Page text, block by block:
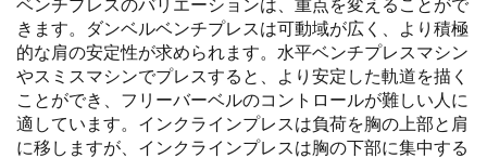
ベンチプレスのバリエーションは、重点を変えることがで
きます。ダンベルベンチプレスは可動域が広く、より積極
的な肩の安定性が求められます。水平ベンチプレスマシン
やスミスマシンでプレスすると、より安定した軌道を描く
ことができ、フリーバーベルのコントロールが難しい人に
適しています。インクラインプレスは負荷を胸の上部と肩
に移しますが、インクラインプレスは胸の下部に集中する